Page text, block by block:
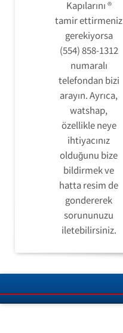
Kapılarını ®
tamir ettirmeniz
gerekiyorsa
(554) 858-1312
numaralı
telefondan bizi
arayın. Ayrıca,
watshap,
özellikle neye
ihtiyacınız
olduğunu bize
bildirmek ve
hatta resim de
gondererek
sorununuzu
iletebilirsiniz.